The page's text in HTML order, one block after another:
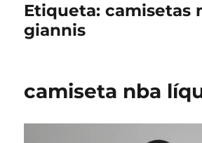
Etiqueta:camisetas
giannis
camiseta nba